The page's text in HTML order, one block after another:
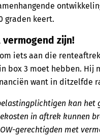
graden keert.
zijn!
iets aan die
box 3 moet hebben. Hij
want in ditzelfde
kan
in aftrek kunnen
gerechtigden met